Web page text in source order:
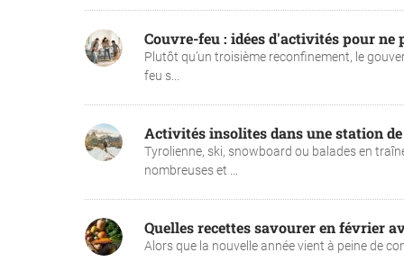
Couvre-feu : idées d'activités pour ne
Plutôt qu’un troisième reconfinement, le
feu s...
Activités insolites dans une station
Tyrolienne, ski, snowboard ou balades en
nombreuses et ...
Quelles recettes savourer en février
Alors que la nouvelle année vient à peine de